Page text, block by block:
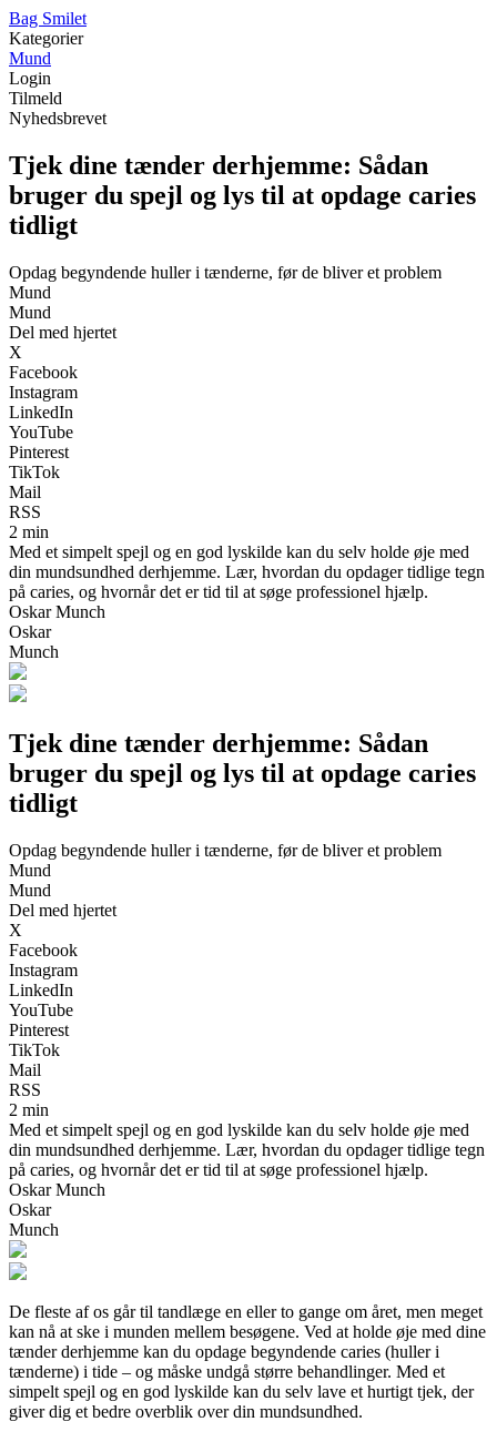
Bag Smilet
Kategorier
Mund
Login
Tilmeld
Nyhedsbrevet
Tjek dine tænder derhjemme: Sådan
bruger du spejl og lys til at opdage caries
tidligt
Opdag begyndende huller i tænderne, før de bliver et problem
Mund
Mund
Del med hjertet
X
Facebook
Instagram
LinkedIn
YouTube
Pinterest
TikTok
Mail
RSS
2 min
Med et simpelt spejl og en god lyskilde kan du selv holde øje med
din mundsundhed derhjemme. Lær, hvordan du opdager tidlige tegn
på caries, og hvornår det er tid til at søge professionel hjælp.
Oskar Munch
Oskar
Munch
Tjek dine tænder derhjemme: Sådan
bruger du spejl og lys til at opdage caries
tidligt
Opdag begyndende huller i tænderne, før de bliver et problem
Mund
Mund
Del med hjertet
X
Facebook
Instagram
LinkedIn
YouTube
Pinterest
TikTok
Mail
RSS
2 min
Med et simpelt spejl og en god lyskilde kan du selv holde øje med
din mundsundhed derhjemme. Lær, hvordan du opdager tidlige tegn
på caries, og hvornår det er tid til at søge professionel hjælp.
Oskar Munch
Oskar
Munch
De fleste af os går til tandlæge en eller to gange om året, men meget
kan nå at ske i munden mellem besøgene. Ved at holde øje med dine
tænder derhjemme kan du opdage begyndende caries (huller i
tænderne) i tide – og måske undgå større behandlinger. Med et
simpelt spejl og en god lyskilde kan du selv lave et hurtigt tjek, der
giver dig et bedre overblik over din mundsundhed.